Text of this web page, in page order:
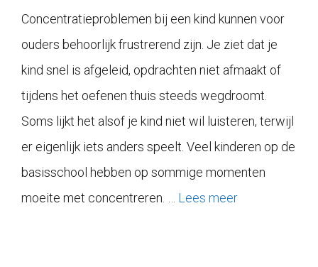
Concentratieproblemen bij een kind kunnen voor
ouders behoorlijk frustrerend zijn. Je ziet dat je
kind snel is afgeleid, opdrachten niet afmaakt of
tijdens het oefenen thuis steeds wegdroomt.
Soms lijkt het alsof je kind niet wil luisteren, terwijl
er eigenlijk iets anders speelt. Veel kinderen op de
basisschool hebben op sommige momenten
moeite met concentreren. … Lees meer